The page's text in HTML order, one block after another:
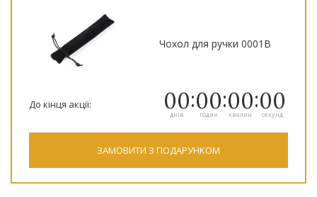
Чохол для ручки 0001B
До кінця акції: 00
днів
00
годин
00
хвилин
00
секунд
ЗАМОВИТИ З ПОДАРУНКОМ